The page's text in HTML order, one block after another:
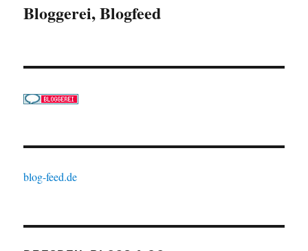
Bloggerei, Blogfeed
blog-feed.de